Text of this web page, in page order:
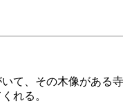
て、その木像がある
れる。